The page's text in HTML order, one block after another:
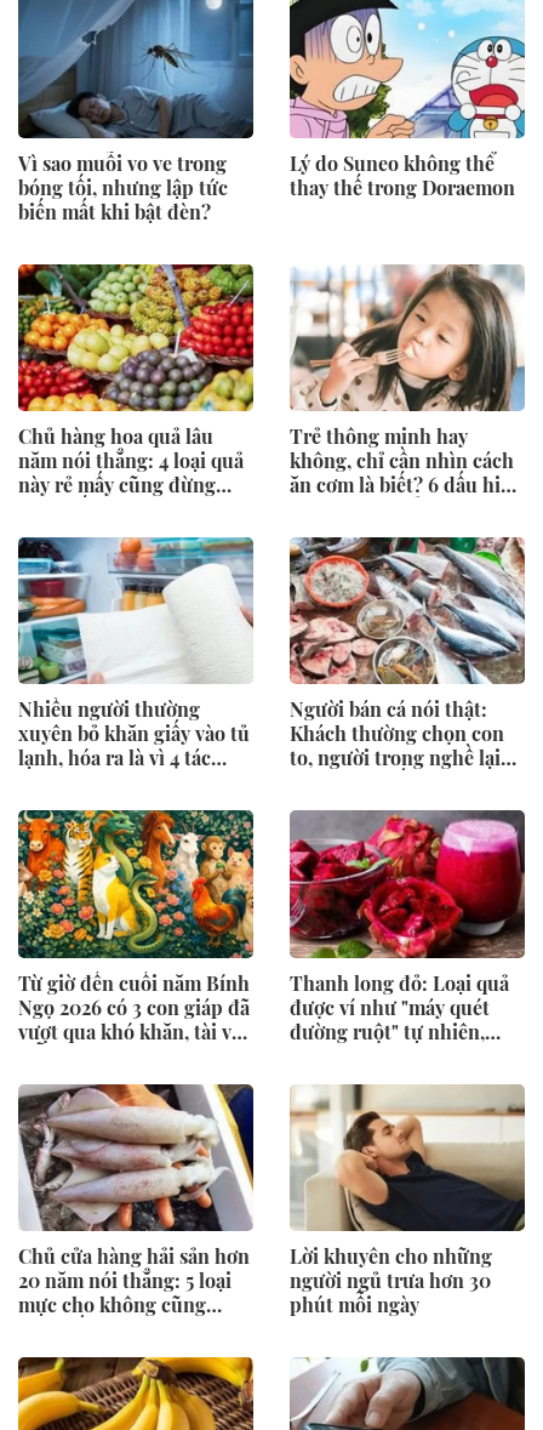
Vì sao muỗi vo ve trong
bóng tối, nhưng lập tức
biến mất khi bật đèn?
Lý do Suneo không thể
thay thế trong Doraemon
Chủ hàng hoa quả lâu
năm nói thẳng: 4 loại quả
này rẻ mấy cũng đừng
ngại ăn
Trẻ thông minh hay
không, chỉ cần nhìn cách
ăn cơm là biết? 6 dấu hiệu
Nhiều người thường
xuyên bỏ khăn giấy vào tủ
lạnh, hóa ra là vì 4 tác
Người bán cá nói thật:
Khách thường chọn con
to, người trong nghề lại
trước
Từ giờ đến cuối năm Bính
Ngọ 2026 có 3 con giáp đã
vượt qua khó khăn, tài vận
Thanh long đỏ: Loại quả
được ví như "máy quét
đường ruột" tự nhiên,
hỗ trợ tiêu hóa
Chủ cửa hàng hải sản hơn
20 năm nói thẳng: 5 loại
mực cho không cũng
mới bỏ tiền mua
Lời khuyên cho những
người ngủ trưa hơn 30
phút mỗi ngày